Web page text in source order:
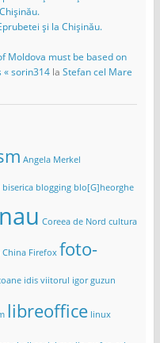
și la Chișinău.
Moldova must be based on
sorin314la Stefan cel Mare
Angela Merkel
biserica blogging blo[G]heorghe
Coreea de Nord cultura
Firefox foto-
idis viitorul igor guzun
libreoffice linux